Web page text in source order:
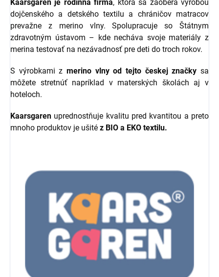
Kaarsgaren je rodinná firma, ktorá sa zaoberá výrobou
dojčenského a detského textilu a chráničov matracov
prevažne z merino vlny. Spolupracuje so Štátnym
zdravotným ústavom – kde necháva svoje materiály z
merina testovať na nezávadnosť pre deti do troch rokov.
S výrobkami z merino vlny od tejto českej značky sa
môžete stretnúť napríklad v materských školách aj v
hoteloch.
Kaarsgaren uprednostňuje kvalitu pred kvantitou a preto
mnoho produktov je ušité z BIO a EKO textilu.